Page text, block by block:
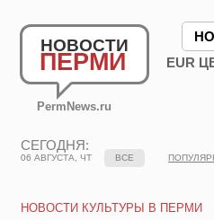
НОВОСТИ
ПЕРМИ
PermNews.ru
EUR
СЕГОДНЯ:
06 АВГУСТА, ЧТ ВСЕ
НОВОСТИ КУЛЬТУРЫ В ПЕРМИ